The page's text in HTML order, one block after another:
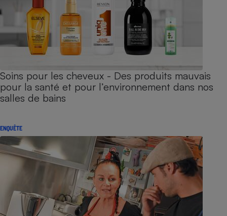
Soins pour les cheveux - Des produits mauvais
pour la santé et pour l’environnement dans nos
salles de bains
ENQUÊTE